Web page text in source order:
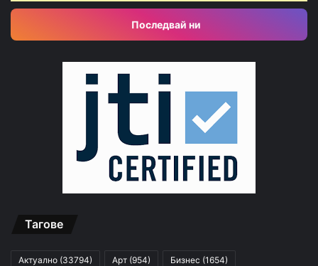
Последвай ни
Тагове
Актуално (33794) Арт (954) Бизнес (1654)